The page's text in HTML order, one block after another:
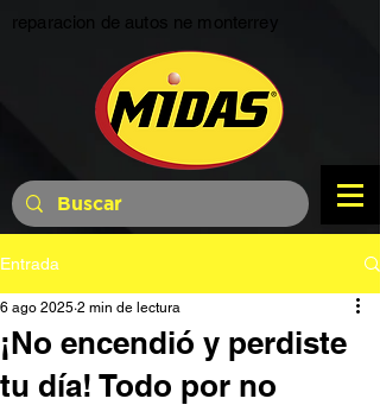
reparacion de autos ne monterrey
Entrada
¡No encendió y perdiste
tu día! Todo por no
6 ago 2025 2 min de lectura